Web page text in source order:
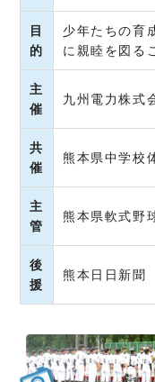
目
的
少年たちの育
に親睦を図る
主
催
九州電力株式
共
催
熊本県中学校
主
管
熊本県軟式野
後
援
熊本日日新聞